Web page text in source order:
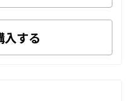
入する